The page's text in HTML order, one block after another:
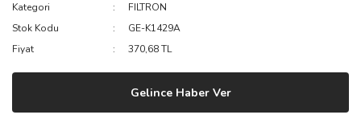
Kategori
FILTRON
Stok Kodu
GE-K1429A
Fiyat
370,68 TL
Gelince Haber Ver